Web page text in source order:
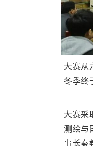
大赛从
冬季终
大赛采
测绘与
事长秦